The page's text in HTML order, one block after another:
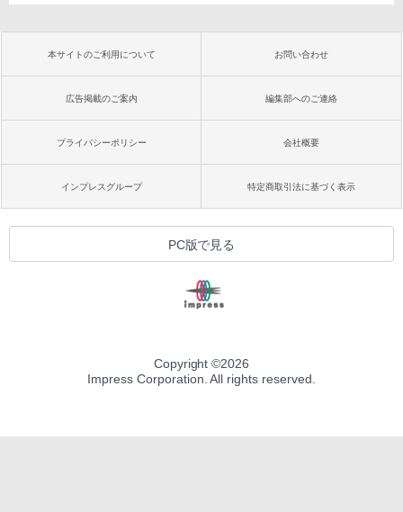
本サイトのご利用について お問い合わせ
広告掲載のご案内 編集部へのご連絡
プライバシーポリシー 会社概要
インプレスグループ 特定商取引法に基づく表示
PC版で見る
Copyright ©2026
Impress Corporation. All rights reserved.